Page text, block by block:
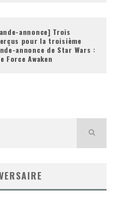
annonce] Trois
pour la troisième
annonce de Star Wars :
Force Awaken